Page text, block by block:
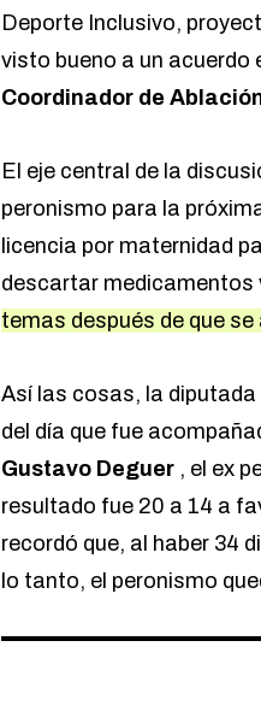
Deporte Inclusivo,
visto bueno a un acuerdo
Coordinador de
El eje central de la
peronismo para la
licencia por maternidad
descartar medicamentos
temas después de que
Así las cosas, la diputada
del día que fue
Gustavo Deguer , el ex
resultado fue 20 a 14 a
recordó que, al haber 34
lo tanto, el peronismo